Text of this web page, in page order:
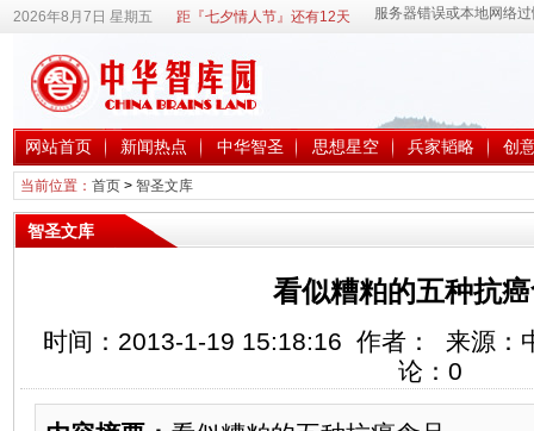
2026年8月7日 星期五 距『七夕情人节』还有12天
网站首页 新闻热点 中华智圣 思想星空 兵家韬略 创
当前位置： 首页> 智圣文库
智圣文库
看似糟粕的五种抗
时间：2013-1-19 15:18:16 作者： 来源：
论： 0